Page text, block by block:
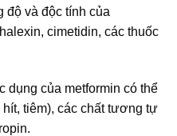
độ và độc tính của
cimetidin, các thuốc
dụng của metformin có thể
tiêm), các chất tương tự